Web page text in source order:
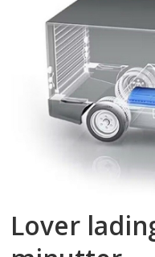
Lover